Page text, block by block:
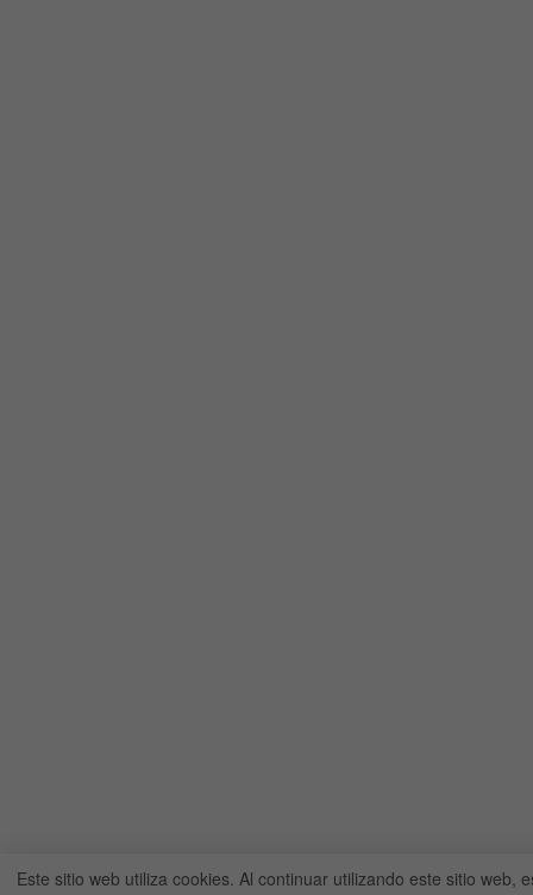
Este sitio web utiliza cookies. Al continuar utilizando este sitio web,